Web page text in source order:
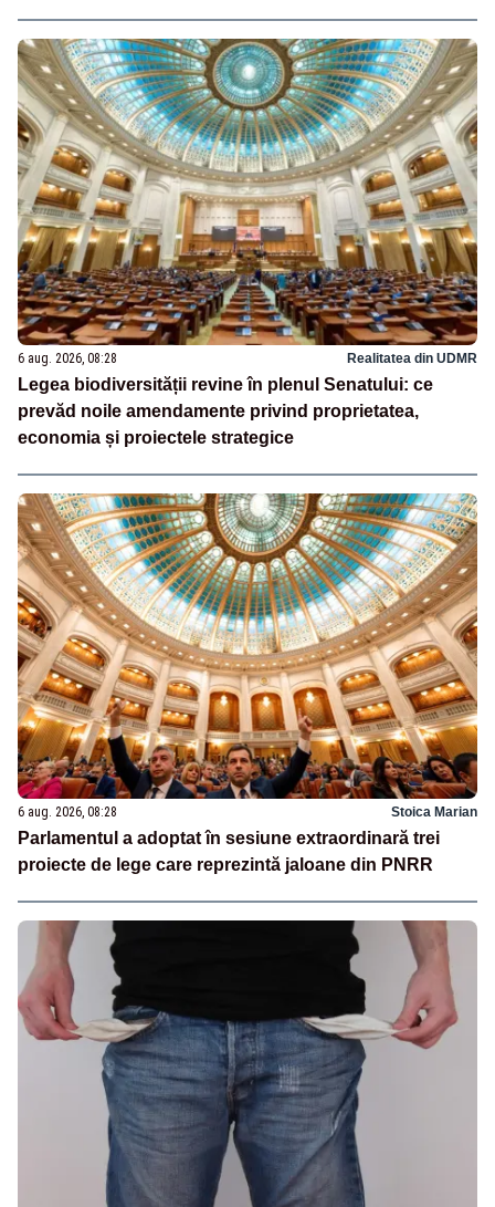
6 aug. 2026, 08:28 Realitatea din UDMR
Legea biodiversității revine în plenul Senatului: ce
prevăd noile amendamente privind proprietatea,
economia și proiectele strategice
6 aug. 2026, 08:28 Stoica Marian
Parlamentul a adoptat în sesiune extraordinară trei
proiecte de lege care reprezintă jaloane din PNRR